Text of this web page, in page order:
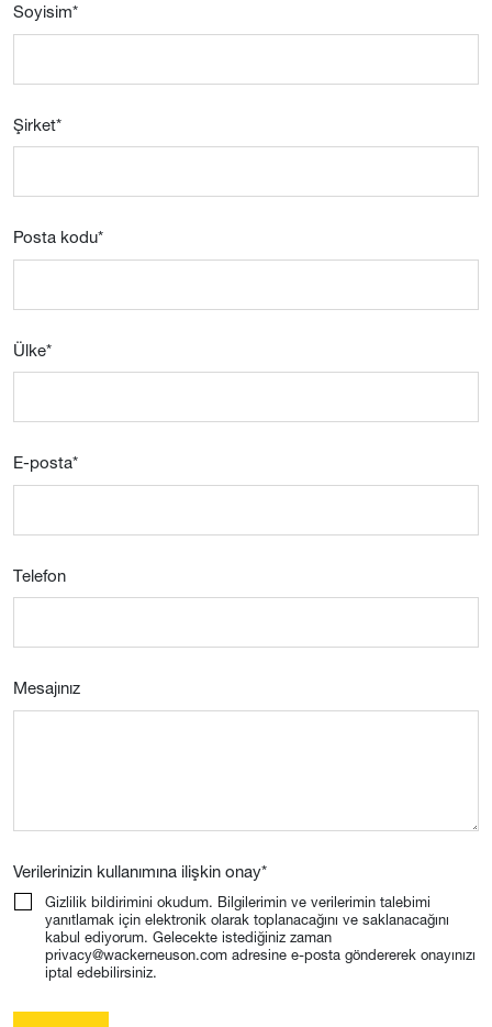
Soyisim*
Şirket*
Posta kodu*
Ülke*
E-posta*
Telefon
Mesajınız
Verilerinizin kullanımına ilişkin onay*
Gizlilik bildirimini okudum. Bilgilerimin ve verilerimin talebimi
yanıtlamak için elektronik olarak toplanacağını ve saklanacağını
kabul ediyorum. Gelecekte istediğiniz zaman
privacy@wackerneuson.com adresine e-posta göndererek onayınızı
iptal edebilirsiniz.